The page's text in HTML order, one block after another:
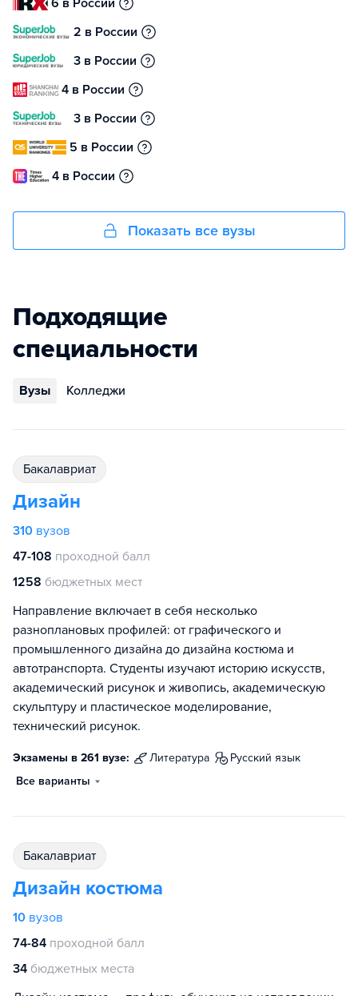
6 в России
2 в России
3 в России
4 в России
3 в России
5 в России
4 в России
Показать все вузы
Подходящие
специальности
Вузы Колледжи
бакалавриат
Дизайн
310 вузов
47-108 проходной балл
1258 бюджетных мест
Направление включает в себя несколько
разноплановых профилей: от графического и
промышленного дизайна до дизайна костюма и
автотранспорта. Студенты изучают историю искусств,
академический рисунок и живопись, академическую
скульптуру и пластическое моделирование,
технический рисунок.
Экзамены в 261 вузе: литература
русский язык
Все варианты
бакалавриат
Дизайн костюма
10 вузов
74-84 проходной балл
34 бюджетных места